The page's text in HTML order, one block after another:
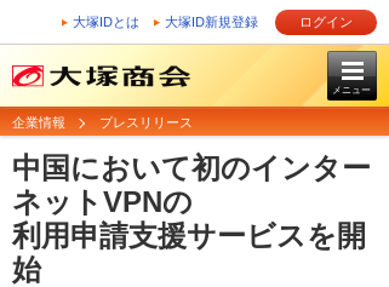
大塚IDとは 大塚ID新規登録 ログイン
メニュー
企業情報 プレスリリース
中国において初のインター
ネットVPNの
利用申請支援サービスを開
始